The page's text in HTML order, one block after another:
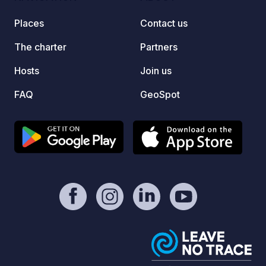
the "Contact / Website" tab of this
listing!*
Places
The charter
Hosts
FAQ
Contact us
Partners
Join us
GeoSpot